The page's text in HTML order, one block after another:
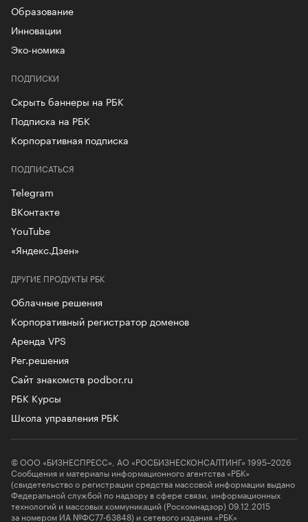
Образование
Инновации
Эко-номика
ПОДПИСКИ
Скрыть баннеры на РБК
Подписка на РБК
Корпоративная подписка
ДРУГИЕ ПРОДУКТЫ РБК
Облачные решения
Корпоративный регистратор доменов
Аренда VPS
Рег.решения
Сайт знакомств podbor.ru
РБК Курсы
Школа управления РБК
ПОДПИСАТЬСЯ
Telegram
ВКонтакте
YouTube
«Яндекс.Дзен»
© ООО «БИЗНЕСПРЕСС», АО «РОСБИЗНЕСКОНСАЛТИНГ» 1995–2026
Сообщения и материалы информационного агентства «РБК»
(свидетельство о регистрации средства массовой информации выдано
Федеральной службой по надзору в сфере связи, информационных
технологий и массовых коммуникаций (Роскомнадзор) 09.12.2015
за номером ИА №ФС77-63848) и сетевого издания «РБК»